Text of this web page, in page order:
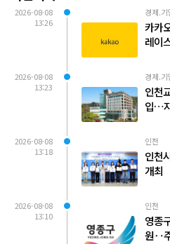
2026-08-08
13:26
경제.기
카카
레이
2026-08-08
13:23
경제.기
인천
입…
2026-08-08
13:18
인천
인천
개최
2026-08-08
13:10
인천
영종
원‥